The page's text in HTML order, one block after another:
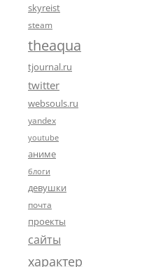
skyreist
steam
theaqua
tjournal.ru
twitter
websouls.ru
yandex
youtube
аниме
блоги
девушки
почта
проекты
сайты
характер